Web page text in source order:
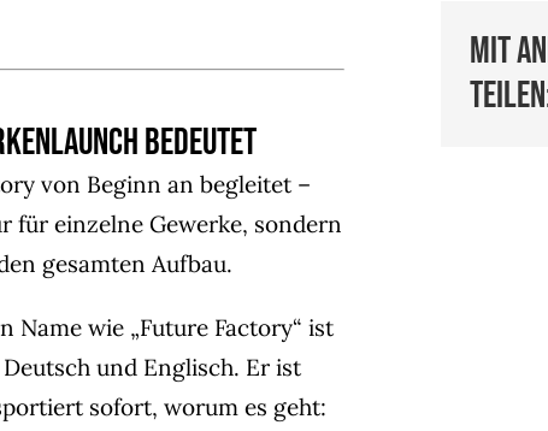
bedeutet
von Beginn an begleitet –
für einzelne Gewerke, sondern
gesamten Aufbau.
Name wie „Future Factory“ ist
und Englisch. Er ist
sofort, worum es geht:
Mit